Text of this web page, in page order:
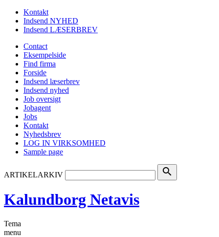
Kontakt
Indsend NYHED
Indsend LÆSERBREV
Contact
Eksempelside
Find firma
Forside
Indsend læserbrev
Indsend nyhed
Job oversigt
Jobagent
Jobs
Kontakt
Nyhedsbrev
LOG IN VIRKSOMHED
Sample page
ARTIKELARKIV search
Kalundborg Netavis
Tema
menu